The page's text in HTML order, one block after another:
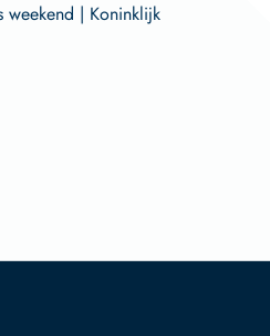
weekend | Koninklijk